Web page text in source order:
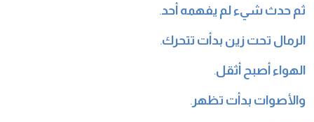
ثم حدث شيء لم يفهمه أحد.
الرمال تحت زين بدأت تتحرك.
الهواء أصبح أثقل.
والأصوات بدأت تظهر .